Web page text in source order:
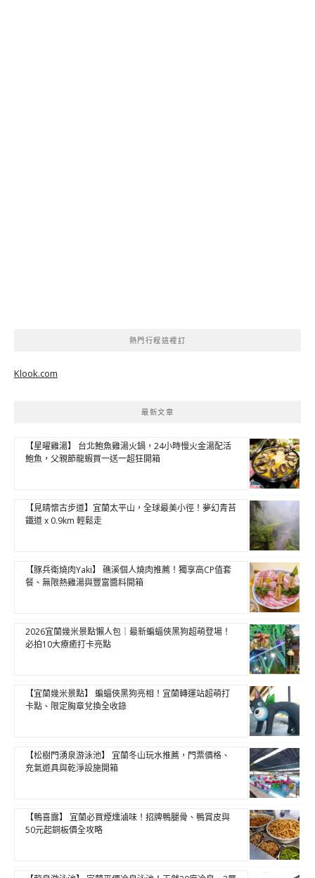
熱門行程這裡訂
Klook.com
最新文章
【星曜雞湯】 台北鮑魚雞湯火鍋，24小時慢火金湯配活
鮑魚，父親節龍蝦買一送一超狂開箱
【見晴懷古步道】宜蘭太平山，全球最美小徑！夢幻青苔
鐵道 x 0.9km 輕鬆走
【豚兵衛燒肉Yaki】 礁溪個人燒肉推薦！獨享高CP值套
餐、無限熱雞湯與豐富醬料開箱
2026宜蘭幾米景點懶人包｜最新蝙蝠俠黑狗超萌登場！
必拍10大療癒打卡亮點
【宜蘭幾米景點】 蝙蝠俠黑狗亮相！宜蘭轉運站超萌打
卡點、限定胸章兌換全收錄
【松樹門湧泉游泳池】 宜蘭冬山玩水推薦，門票價格、
充氣遊具與乾淨設施開箱
【鴨喜露】 宜蘭必買煙燻滷味！招牌鴨腿骨、鴨賞皮與
50元起銅板價全攻略